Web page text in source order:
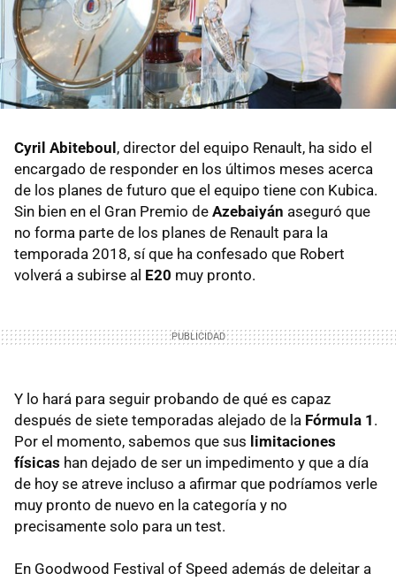
Cyril Abiteboul, director del equipo Renault, ha sido el
encargado de responder en los últimos meses acerca
de los planes de futuro que el equipo tiene con Kubica.
Sin bien en el Gran Premio de Azebaiyán aseguró que
no forma parte de los planes de Renault para la
temporada 2018, sí que ha confesado que Robert
volverá a subirse al E20 muy pronto.
Y lo hará para seguir probando de qué es capaz
después de siete temporadas alejado de la Fórmula 1 .
Por el momento, sabemos que sus limitaciones
físicas han dejado de ser un impedimento y que a día
de hoy se atreve incluso a afirmar que podríamos verle
muy pronto de nuevo en la categoría y no
precisamente solo para un test.
En Goodwood Festival of Speed además de deleitar a